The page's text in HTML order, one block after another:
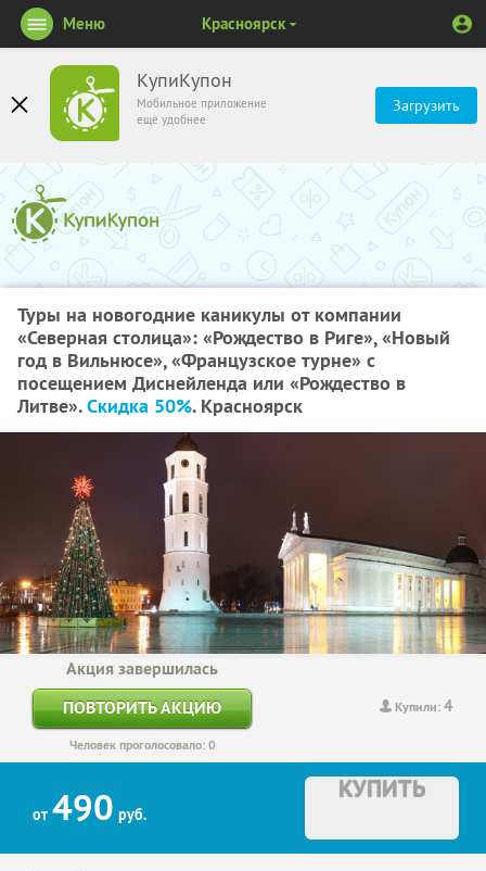
КупиКупон
Мобильное приложение
ещё удобнее
Загрузить
Меню Красноярск
Туры на новогодние каникулы от компании
«Северная столица»: «Рождество в Риге», «Новый
год в Вильнюсе», «Французское турне» с
посещением Диснейленда или «Рождество в
Литве».Скидка 50%. Красноярск
Купили:4
Акция завершилась
ПОВТОРИТЬ АКЦИЮ
Человек проголосовало: 0
от 490 руб.
КУПИТЬ